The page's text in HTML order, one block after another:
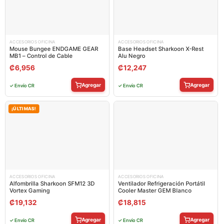
ACCESORIOS OFICINA
Mouse Bungee ENDGAME GEAR
MB1 – Control de Cable
₡6,956
✓ Envío CR Agregar
ACCESORIOS OFICINA
Base Headset Sharkoon X-Rest
Alu Negro
₡12,247
✓ Envío CR Agregar
¡ÚLTIMAS!
ACCESORIOS OFICINA
Alfombrilla Sharkoon SFM12 3D
Vortex Gaming
₡19,132
✓ Envío CR Agregar
ACCESORIOS OFICINA
Ventilador Refrigeración Portátil
Cooler Master GEM Blanco
₡18,815
✓ Envío CR Agregar